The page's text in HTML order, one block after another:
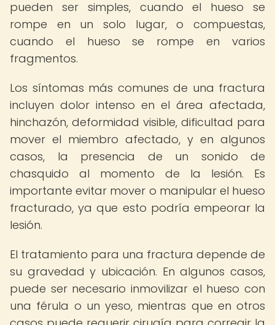
pueden ser simples, cuando el hueso se
rompe en un solo lugar, o compuestas,
cuando el hueso se rompe en varios
fragmentos.
Los síntomas más comunes de una fractura
incluyen dolor intenso en el área afectada,
hinchazón, deformidad visible, dificultad para
mover el miembro afectado, y en algunos
casos, la presencia de un sonido de
chasquido al momento de la lesión. Es
importante evitar mover o manipular el hueso
fracturado, ya que esto podría empeorar la
lesión.
El tratamiento para una fractura depende de
su gravedad y ubicación. En algunos casos,
puede ser necesario inmovilizar el hueso con
una férula o un yeso, mientras que en otros